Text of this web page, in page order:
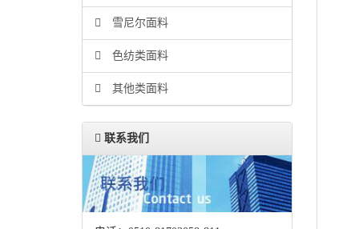
雪尼尔面料
色纺类面料
其他类面料
联系我们